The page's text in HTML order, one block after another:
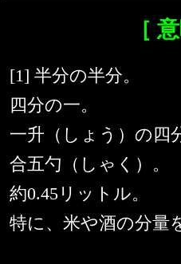
［
[1] 半分の半分。
四分の一。
一升（しょう）の四
合五勺（しゃく）。
約0.45リットル。
特に、米や酒の分量